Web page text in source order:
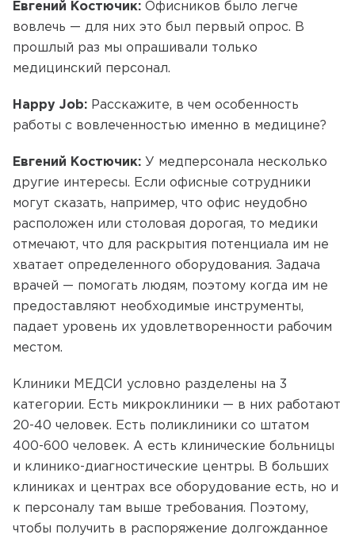
Евгений Костючик: Офисников было легче
вовлечь — для них это был первый опрос. В
прошлый раз мы опрашивали только
медицинский персонал.
Happy Job: Расскажите, в чем особенность
работы с вовлеченностью именно в медицине?
Евгений Костючик: У медперсонала несколько
другие интересы. Если офисные сотрудники
могут сказать, например, что офис неудобно
расположен или столовая дорогая, то медики
отмечают, что для раскрытия потенциала им не
хватает определенного оборудования. Задача
врачей — помогать людям, поэтому когда им не
предоставляют необходимые инструменты,
падает уровень их удовлетворенности рабочим
местом.
Клиники МЕДСИ условно разделены на 3
категории. Есть микроклиники — в них работают
20-40 человек. Есть поликлиники со штатом
400-600 человек. А есть клинические больницы
и клинико-диагностические центры. В больших
клиниках и центрах все оборудование есть, но и
к персоналу там выше требования. Поэтому,
чтобы получить в распоряжение долгожданное